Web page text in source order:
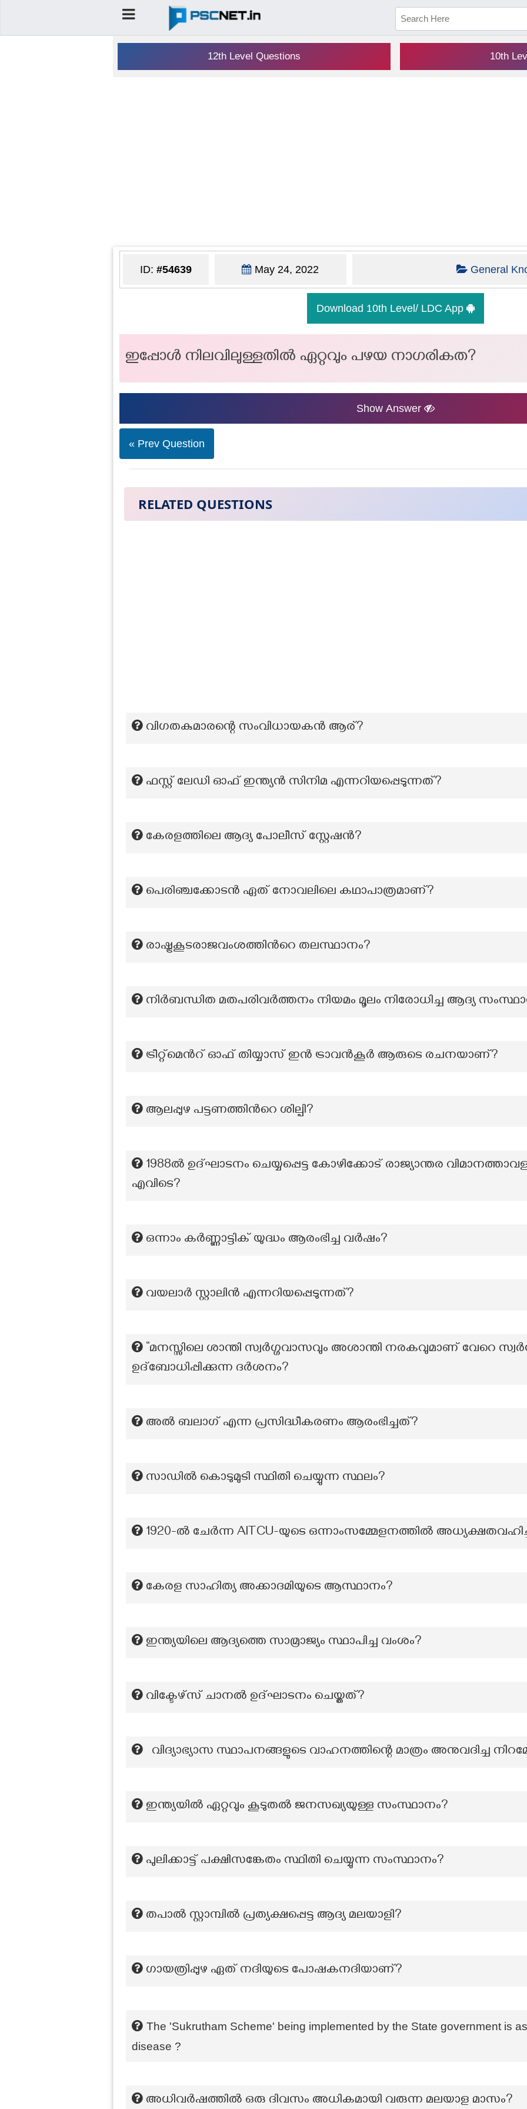
12th Level Questions 10th
ID: #54639 May 24, 2022 General
Download 10th Level/ LDC App
ഇപ്പോൾ നിലവിലുള്ളതിൽ ഏറ്റവും പഴയ നാഗരികത?
Show Answer
« Prev Question
RELATED QUESTIONS
വിഗതകുമാരന്റെ സംവിധായകൻ ആര്?
ഫസ്റ്റ് ലേഡി ഓഫ് ഇന്ത്യൻ സിനിമ എന്നറിയപ്പെടുന്നത്?
കേരളത്തിലെ ആദ്യ പോലീസ് സ്റ്റേഷന്‍?
പെരിഞ്ചക്കോടന്‍ ഏത് നോവലിലെ കഥാപാത്രമാണ്?
രാഷ്ട്രകൂടരാജവംശത്തിന്‍റെ തലസ്ഥാനം?
നിർബന്ധിത മതപരിവർത്തനം നിയമം മൂലം നിരോധിച്ച ആദ്യ
ട്രീറ്റ്മെൻറ് ഓഫ് തിയ്യാസ് ഇൻ ട്രാവൻകൂർ ആരുടെ രചനയാണ്?
ആലപ്പുഴ പട്ടണത്തിന്‍റെ ശില്പി?
1988ൽ ഉദ്ഘാടനം ചെയ്യപ്പെട്ട കോഴിക്കോട് രാജ്യാന്തര
എവിടെ?
ഒന്നാം കര്‍ണ്ണാട്ടിക് യുദ്ധം ആരംഭിച്ച വര്‍ഷം?
വയലാർ സ്റ്റാലിൻ എന്നറിയപ്പെടുന്നത്?
“മനസ്സിലെ ശാന്തി സ്വർഗ്ഗവാസവും അശാന്തി നരകവുമാണ് വേറെ
ഉദ്ബോധിപ്പിക്കുന്ന ദർശനം?
അൽ ബലാഗ് എന്ന പ്രസിദ്ധീകരണം ആരംഭിച്ചത്?
സാഡിൽ കൊടുമുടി സ്ഥിതി ചെയ്യുന്ന സ്ഥലം?
1920-ൽ ചേർന്ന AITCU-യുടെ ഒന്നാംസമ്മേളനത്തിൽ
കേരള സാഹിത്യ അക്കാദമിയുടെ ആസ്ഥാനം?
ഇന്ത്യയിലെ ആദ്യത്തെ സാമ്രാജ്യം സ്ഥാപിച്ച വംശം?
വിക്ടേഴ്സ് ചാനല്‍ ഉദ്ഘാടനം ചെയ്തത്?
വിദ്യാഭ്യാസ സ്ഥാപനങ്ങളുടെ വാഹനത്തിന്റെ മാത്രം അനുവദിച്ച
ഇന്ത്യയിൽ ഏറ്റവും കൂടുതൽ ജനസഖ്യയുള്ള സംസ്ഥാനം?
പുലിക്കാട്ട് പക്ഷിസങ്കേതം സ്ഥിതി ചെയ്യുന്ന സംസ്ഥാനം?
തപാൽ സ്റ്റാമ്പിൽ പ്രത്യക്ഷപ്പെട്ട ആദ്യ മലയാളി?
ഗായത്രിപ്പുഴ ഏത് നദിയുടെ പോഷകനദിയാണ്?
The 'Sukrutham Scheme' being implemented by the State government is
disease ?
അധിവര്‍ഷത്തില്‍ ഒരു ദിവസം അധികമായി വരുന്ന മലയാള മാസം?